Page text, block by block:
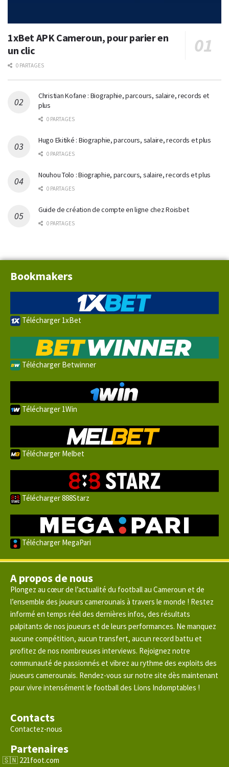
1xBet APK Cameroun, pour parier en
un clic
0 PARTAGES
Christian Kofane : Biographie, parcours, salaire, records et
plus
0 PARTAGES
Hugo Ekitiké : Biographie, parcours, salaire, records et plus
0 PARTAGES
Nouhou Tolo : Biographie, parcours, salaire, records et plus
0 PARTAGES
Guide de création de compte en ligne chez Roisbet
0 PARTAGES
Bookmakers
Télécharger 1xBet
Télécharger Betwinner
Télécharger 1Win
Télécharger Melbet
Télécharger 888Starz
Télécharger MegaPari
A propos de nous
Plongez au cœur de l’actualité du football au Cameroun et de
l’ensemble des joueurs camerounais à travers le monde ! Restez
informé en temps réel des dernières infos, des résultats
palpitants de nos joueurs et de leurs performances. Ne manquez
aucune compétition, aucun transfert, aucun record battu et
profitez de nos nombreuses interviews. Rejoignez notre
communauté de passionnés et vibrez au rythme des exploits des
joueurs camerounais. Rendez-vous sur notre site dès maintenant
pour vivre intensément le football des Lions Indomptables !
Contacts
Contactez-nous
Partenaires
221foot.com